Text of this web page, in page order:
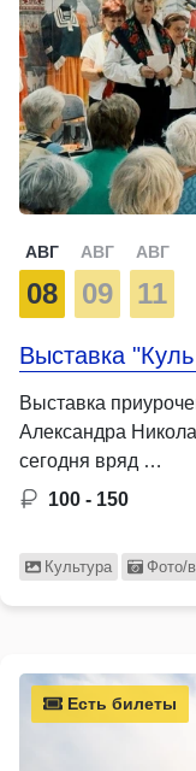
АВГ
08
АВГ
09
АВГ
11
Выставка
Выставка
Александра
сегодня вряд …
100 - 150
Культура Фото/
Есть билеты